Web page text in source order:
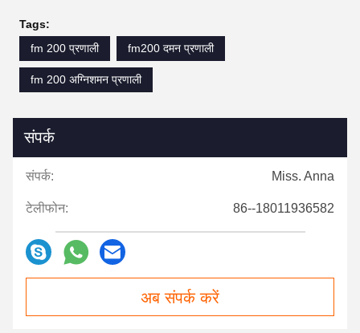
Tags:
fm 200 प्रणाली
fm200 दमन प्रणाली
fm 200 अग्निशमन प्रणाली
संपर्क
संपर्क: Miss. Anna
टेलीफोन: 86--18011936582
अब संपर्क करें